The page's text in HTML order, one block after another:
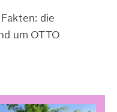
die
um OTTO